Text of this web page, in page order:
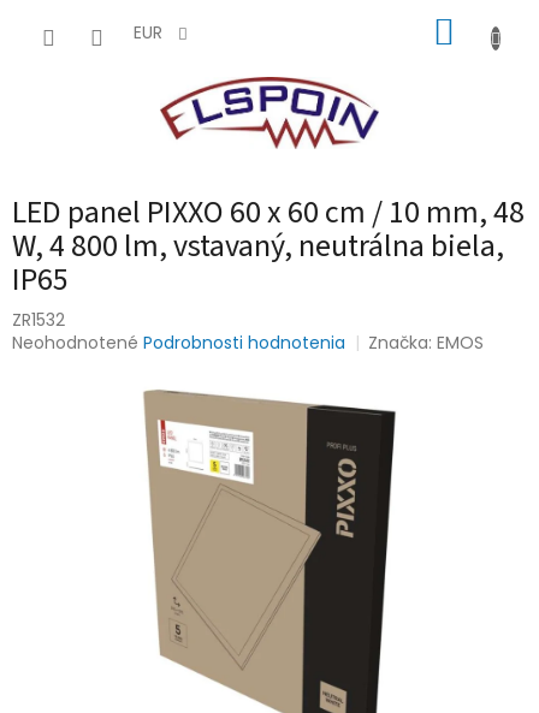
EUR
LED panel PIXXO 60 x 60 cm / 10 mm, 48
W, 4 800 lm, vstavaný, neutrálna biela,
IP65
ZR1532
Priemerné
Neohodnotené Podrobnosti hodnotenia Značka:EMOS